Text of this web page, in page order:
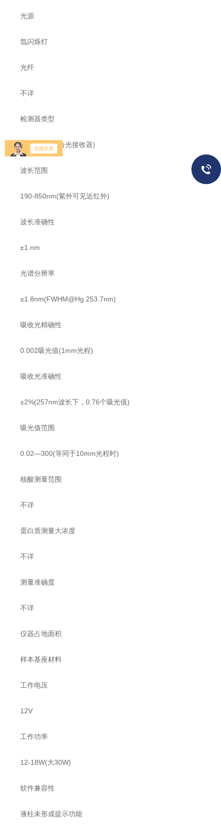
光源
氙闪烁灯
光纤
不详
检测器类型
CCD(电荷耦合光接收器)
波长范围
190-850nm(紫外可见近红外)
波长准确性
±1 nm
光谱分辨率
≤1.8nm(FWHM@Hg 253.7nm)
吸收光精确性
0.002吸光值(1mm光程)
吸收光准确性
±2%(257nm波长下，0.76个吸光值)
吸光值范围
0.02—300(等同于10mm光程时)
核酸测量范围
不详
蛋白质测量大浓度
不详
测量准确度
不详
仪器占地面积
样本基座材料
工作电压
12V
工作功率
12-18W(大30W)
软件兼容性
液柱未形成提示功能